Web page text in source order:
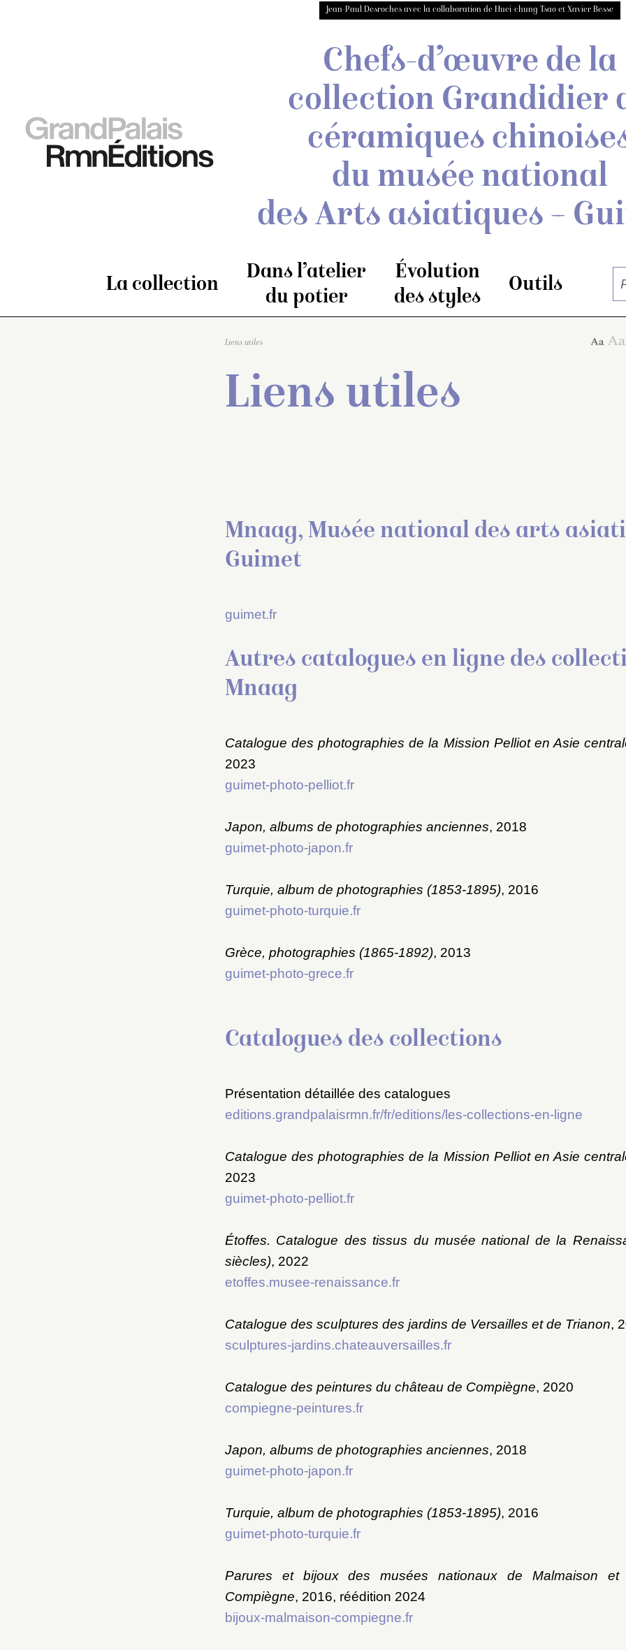
Jean-Paul Desroches avec la collaboration de Huei-chung Tsao et Xavier Besse
Chefs-d’œuvre de la
collection Grandidier
céramiques
du musée national
des Arts asiatiques –
La collection
Dans l’atelier
du potier
Évolution
des styles
Outils
Liens utiles
Liens utiles
Mnaag, Musée national des arts
Guimet
guimet.fr
Autres catalogues en ligne des
Mnaag
Catalogue des photographies de la Mission Pelliot en Asie
2023
guimet-photo-pelliot.fr
Japon, albums de photographies anciennes, 2018
guimet-photo-japon.fr
Turquie, album de photographies (1853-1895), 2016
guimet-photo-turquie.fr
Grèce, photographies (1865-1892), 2013
guimet-photo-grece.fr
Catalogues des collections
Présentation détaillée des catalogues
editions.grandpalaisrmn.fr/fr/editions/les-collections-en-ligne
Catalogue des photographies de la Mission Pelliot en Asie
2023
guimet-photo-pelliot.fr
Étoffes. Catalogue des tissus du musée national de la
siècles), 2022
etoffes.musee-renaissance.fr
Catalogue des sculptures des jardins de Versailles et de Trianon,
sculptures-jardins.chateauversailles.fr
Catalogue des peintures du château de Compiègne, 2020
compiegne-peintures.fr
Japon, albums de photographies anciennes, 2018
guimet-photo-japon.fr
Turquie, album de photographies (1853-1895), 2016
guimet-photo-turquie.fr
Parures et bijoux des musées nationaux de Malmaison
Compiègne, 2016, réédition 2024
bijoux-malmaison-compiegne.fr